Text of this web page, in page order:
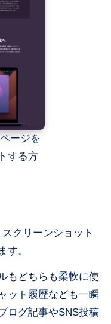
ージを
する方
クリーンショット
す。
もどちらも柔軟に使
ット履歴なども一瞬
ログ記事やSNS投稿